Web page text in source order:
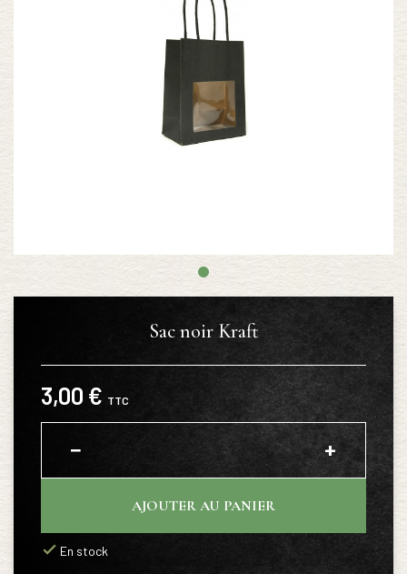
Sac noir Kraft
3,00 € TTC
− +
AJOUTER AU PANIER
En stock